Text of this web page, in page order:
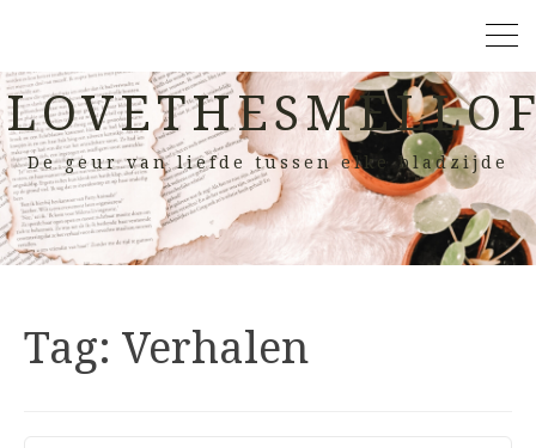
De geur van liefde tussen elke bladzijde
Tag: Verhalen